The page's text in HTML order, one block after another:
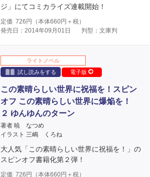
ジ」にてコミカライズ連載開始！
定価 726 円（本体660円＋税）
発売日：2014年09月01日
判型：文庫判
ライトノベル
試し読みをする
電子版
この素晴らしい世界に祝福を！スピン
オフ この素晴らしい世界に爆焔を！
２ ゆんゆんのターン
著者 暁 なつめ
イラスト 三嶋 くろね
大人気「この素晴らしい世界に祝福を！」の
スピンオフ書籍化第２弾！
定価 726 円（本体660円＋税）